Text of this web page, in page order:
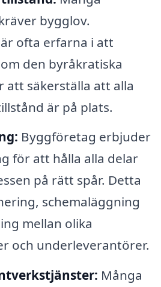
bygglov.
ofta erfarna i att
den byråkratiska
att säkerställa att alla
är på plats.
Byggföretag erbjuder
för att hålla alla delar
på rätt spår. Detta
schemaläggning
mellan olika
och underleverantörer.
Många